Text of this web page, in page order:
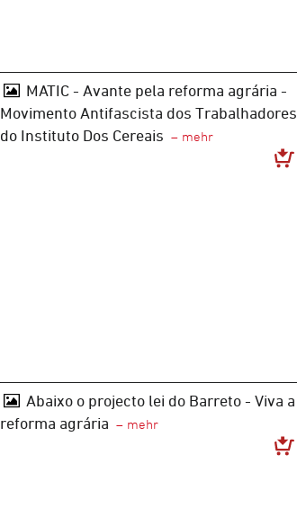
MATIC - Avante pela reforma agrária -
Movimento Antifascista dos Trabalhadores
do Instituto Dos Cereais
Abaixo o projecto lei do Barreto - Viva a
reforma agrária